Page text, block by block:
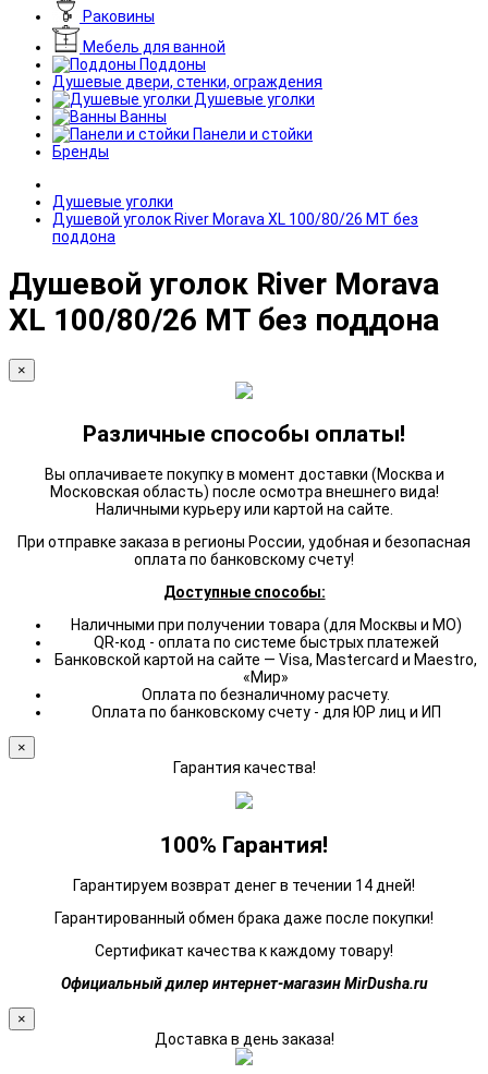
Раковины
Мебель для ванной
Поддоны
Душевые двери, стенки, ограждения
Душевые уголки
Ванны
Панели и стойки
Бренды
Душевые уголки
Душевой уголок River Morava XL 100/80/26 МТ без
поддона
Душевой уголок River Morava
XL 100/80/26 МТ без поддона
×
Различные способы оплаты!
Вы оплачиваете покупку в момент доставки (Москва и
Московская область) после осмотра внешнего вида!
Наличными курьеру или картой на сайте.
При отправке заказа в регионы России, удобная и безопасная
оплата по банковскому счету!
Доступные способы:
Наличными при получении товара (для Москвы и МО)
QR-код - оплата по системе быстрых платежей
Банковской картой на сайте — Visa, Mastercard и Maestro,
«Мир»
Оплата по безналичному расчету.
Оплата по банковскому счету - для ЮР лиц и ИП
×
Гарантия качества!
100% Гарантия!
Гарантируем возврат денег в течении 14 дней!
Гарантированный обмен брака даже после покупки!
Сертификат качества к каждому товару!
Официальный дилер интернет-магазин MirDusha.ru
×
Доставка в день заказа!